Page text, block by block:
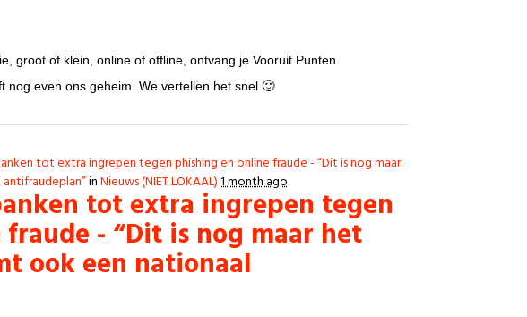
groot of klein, online of offline, ontvang je Vooruit Punten.
nog even ons geheim. We vertellen het snel 🙂
tot extra ingrepen tegen phishing en online fraude - “Dit is nog maar
inNieuws (NIET LOKAAL)1 month ago
tot extra ingrepen tegen
- “Dit is nog maar het
ook een nationaal